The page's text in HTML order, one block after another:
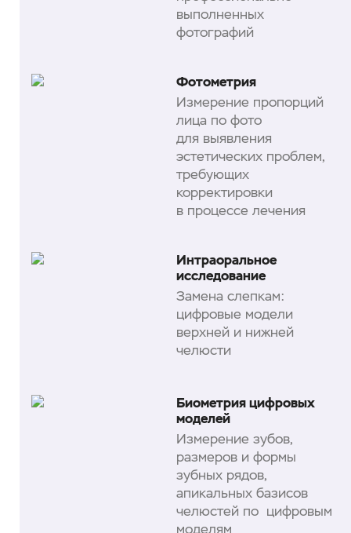
выполненных
фотографий
Фотометрия
Измерение пропорций
лица по фото
для выявления
эстетических проблем,
требующих
корректировки
в процессе лечения
Интраоральное
исследование
Замена слепкам:
цифровые модели
верхней и нижней
челюсти
Биометрия цифровых
моделей
Измерение зубов,
размеров и формы
зубных рядов,
апикальных базисов
челюстей по цифровым
моделям